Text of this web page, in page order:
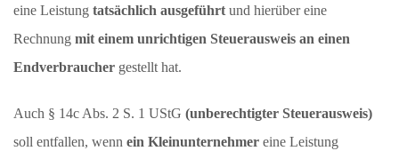
eine Leistung tatsächlich ausgeführt und hierüber eine
Rechnung mit einem unrichtigen Steuerausweis an einen
Endverbraucher gestellt hat.
Auch § 14c Abs. 2 S. 1 UStG (unberechtigter Steuerausweis)
soll entfallen, wenn ein Kleinunternehmer eine Leistung